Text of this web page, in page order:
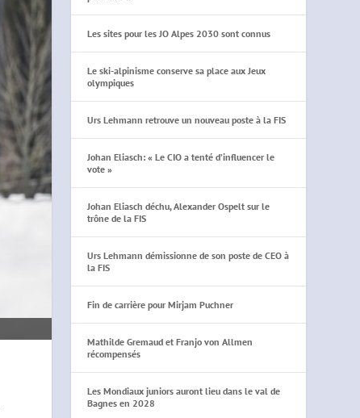
Les sites pour les JO Alpes 2030 sont connus
Le ski-alpinisme conserve sa place aux Jeux
olympiques
Urs Lehmann retrouve un nouveau poste à la FIS
Johan Eliasch: « Le CIO a tenté d’influencer le
vote »
Johan Eliasch déchu, Alexander Ospelt sur le
trône de la FIS
Urs Lehmann démissionne de son poste de CEO à
la FIS
Fin de carrière pour Mirjam Puchner
Mathilde Gremaud et Franjo von Allmen
récompensés
Les Mondiaux juniors auront lieu dans le val de
Bagnes en 2028